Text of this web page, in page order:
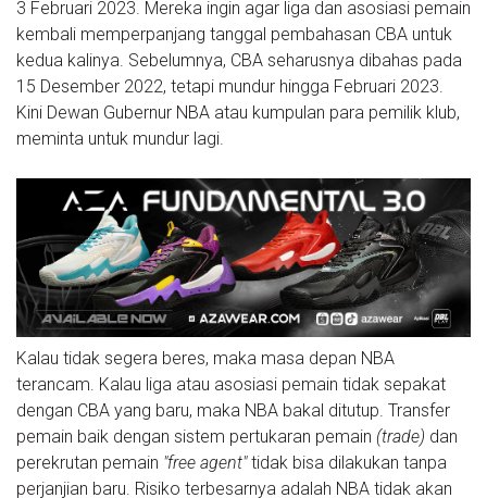
3 Februari 2023. Mereka ingin agar liga dan asosiasi pemain
kembali memperpanjang tanggal pembahasan CBA untuk
kedua kalinya. Sebelumnya, CBA seharusnya dibahas pada
15 Desember 2022, tetapi mundur hingga Februari 2023.
Kini Dewan Gubernur NBA atau kumpulan para pemilik klub,
meminta untuk mundur lagi.
Kalau tidak segera beres, maka masa depan NBA
terancam. Kalau liga atau asosiasi pemain tidak sepakat
dengan CBA yang baru, maka NBA bakal ditutup. Transfer
pemain baik dengan sistem pertukaran pemain (trade) dan
perekrutan pemain "free agent"tidak bisa dilakukan tanpa
perjanjian baru. Risiko terbesarnya adalah NBA tidak akan